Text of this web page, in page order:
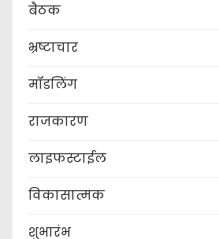
बैठक
भ्रष्टाचार
मॉडलिंग
राजकारण
लाइफस्टाईल
विकासात्मक
शुभारंभ